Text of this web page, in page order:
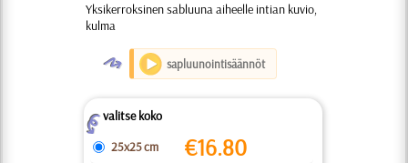
Yksikerroksinen sabluuna aiheelle intian kuvio,
kulma
O sapluunointisäännöt
Zvalitse koko
25x25 cm
€16.80